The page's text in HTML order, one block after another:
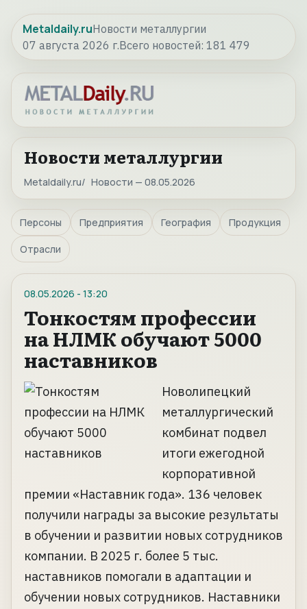
Metaldaily.ruНовости металлургии
07 августа 2026 г.Всего новостей: 181 479
Новости металлургии
Metaldaily.ru Новости — 08.05.2026
Персоны Предприятия География Продукция
Отрасли
08.05.2026 - 13:20
Тонкостям профессии
на НЛМК обучают 5000
наставников
Новолипецкий
металлургический
комбинат подвел
итоги ежегодной
корпоративной
премии «Наставник года». 136 человек
получили награды за высокие результаты
в обучении и развитии новых сотрудников
компании. В 2025 г. более 5 тыс.
наставников помогали в адаптации и
обучении новых сотрудников. Наставники